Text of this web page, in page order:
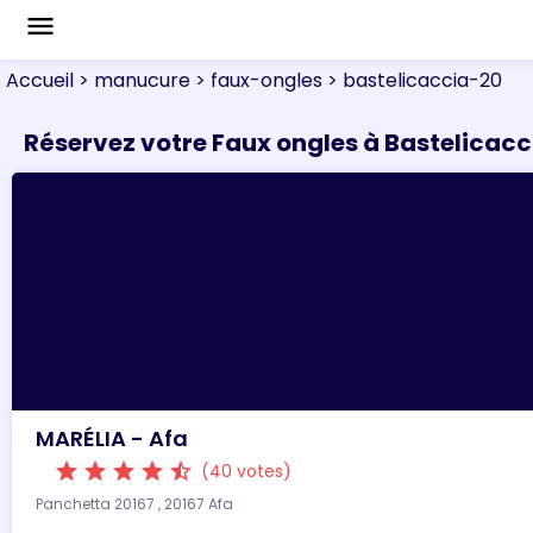
menu
Accueil > manucure > faux-ongles > bastelicaccia-20
Réservez votre Faux ongles à
MARÉLIA - Afa
star star star star star_half (40 votes)
Panchetta 20167 , 20167 Afa